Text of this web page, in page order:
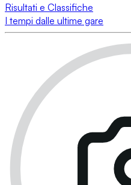
Risultati e Classifiche
I tempi dalle ultime gare